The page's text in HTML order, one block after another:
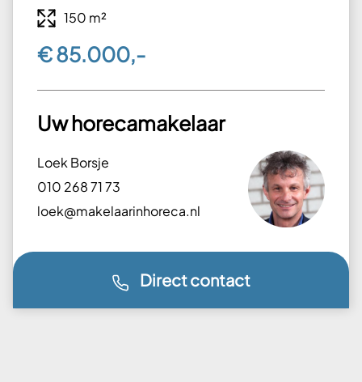
150 m²
€ 85.000,-
Uw horecamakelaar
Loek Borsje
010 268 71 73
loek@makelaarinhoreca.nl
Direct contact